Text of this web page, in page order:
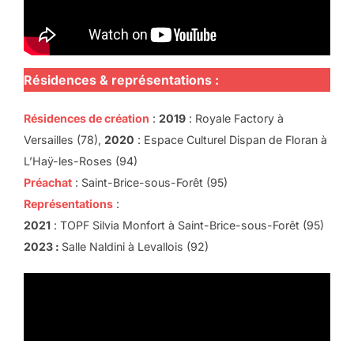
Résidences & représentations :
Résidences de création : 2019 : Royale Factory à
Versailles (78), 2020 : Espace Culturel Dispan de Floran à
L’Haÿ-les-Roses (94)
Préachat : Saint-Brice-sous-Forêt (95)
Représentations :
2021 : TOPF Silvia Monfort à Saint-Brice-sous-Forêt (95)
2023 : Salle Naldini à Levallois (92)